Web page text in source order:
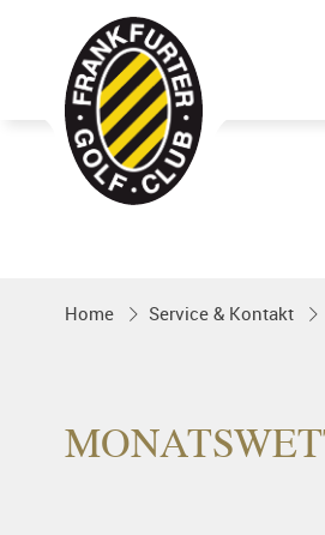
Golfgenuss und
Home Service & Kontakt